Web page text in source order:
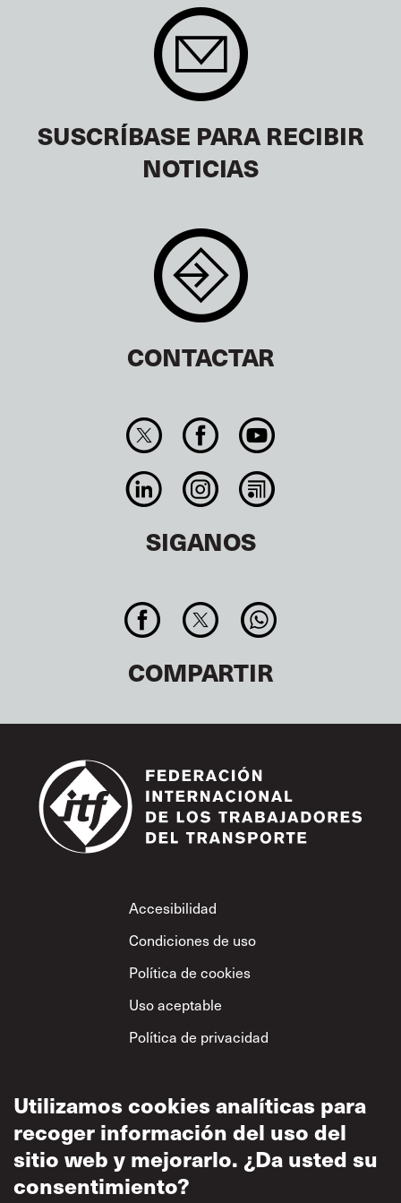
SUSCRÍBASE PARA RECIBIR
NOTICIAS
CONTACTAR
SIGANOS
COMPARTIR
Footer
Accesibilidad
Condiciones de uso
Política de cookies
Uso aceptable
Política de privacidad
Utilizamos cookies analíticas para
recoger información del uso del
sitio web y mejorarlo. ¿Da usted su
consentimiento?